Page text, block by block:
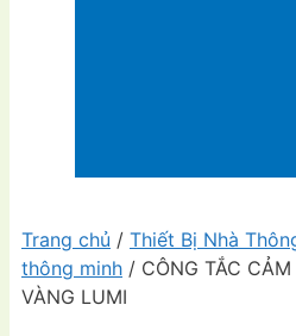
Trang chủ / Thiết Bị Nhà
thông minh / CÔNG TẮC
VÀNG LUMI